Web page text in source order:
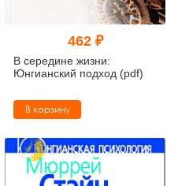
462 ₽
В середине жизни:
Юнгианский подход (pdf)
В корзину